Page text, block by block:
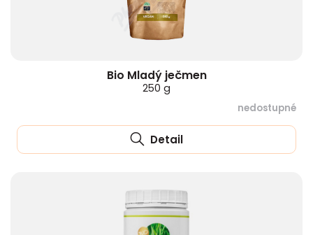
Bio Mladý ječmen
250 g
nedostupné
Detail